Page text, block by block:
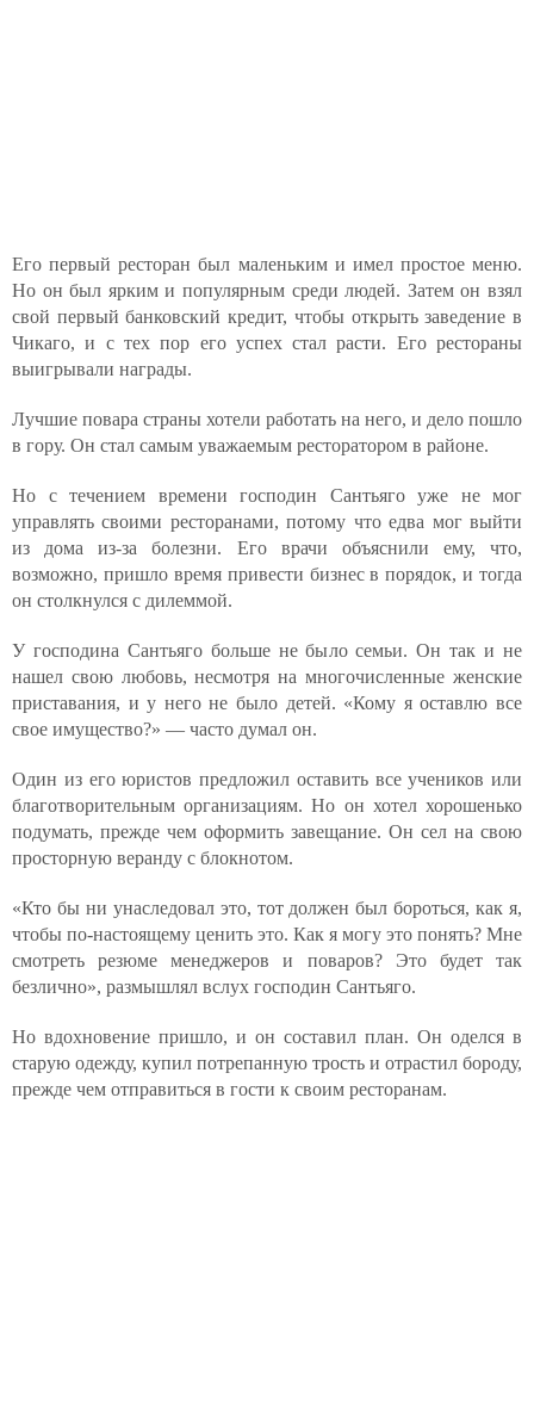
Его первый ресторан был маленьким и имел простое меню.
Но он был ярким и популярным среди людей. Затем он взял
свой первый банковский кредит, чтобы открыть заведение в
Чикаго, и с тех пор его успех стал расти. Его рестораны
выигрывали награды.
Лучшие повара страны хотели работать на него, и дело пошло
в гору. Он стал самым уважаемым ресторатором в районе.
Но с течением времени господин Сантьяго уже не мог
управлять своими ресторанами, потому что едва мог выйти
из дома из-за болезни. Его врачи объяснили ему, что,
возможно, пришло время привести бизнес в порядок, и тогда
он столкнулся с дилеммой.
У господина Сантьяго больше не было семьи. Он так и не
нашел свою любовь, несмотря на многочисленные женские
приставания, и у него не было детей. «Кому я оставлю все
свое имущество?» — часто думал он.
Один из его юристов предложил оставить все учеников или
благотворительным организациям. Но он хотел хорошенько
подумать, прежде чем оформить завещание. Он сел на свою
просторную веранду с блокнотом.
«Кто бы ни унаследовал это, тот должен был бороться, как я,
чтобы по-настоящему ценить это. Как я могу это понять? Мне
смотреть резюме менеджеров и поваров? Это будет так
безлично», размышлял вслух господин Сантьяго.
Но вдохновение пришло, и он составил план. Он оделся в
старую одежду, купил потрепанную трость и отрастил бороду,
прежде чем отправиться в гости к своим ресторанам.